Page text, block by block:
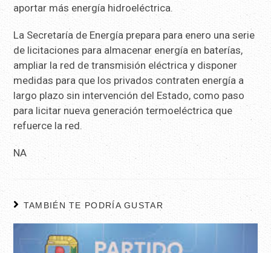
aportar más energía hidroeléctrica.
La Secretaría de Energía prepara para enero una serie
de licitaciones para almacenar energía en baterías,
ampliar la red de transmisión eléctrica y disponer
medidas para que los privados contraten energía a
largo plazo sin intervención del Estado, como paso
para licitar nueva generación termoeléctrica que
refuerce la red.
NA
TAMBIÉN TE PODRÍA GUSTAR